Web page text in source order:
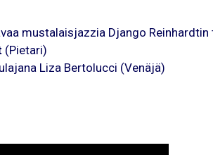
mustalaisjazzia Django Reinhardtin
(Pietari)
Liza Bertolucci (Venäjä)